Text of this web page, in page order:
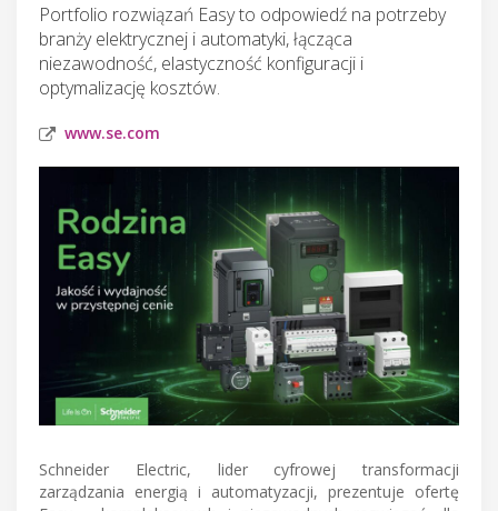
Portfolio rozwiązań Easy to odpowiedź na potrzeby
branży elektrycznej i automatyki, łącząca
niezawodność, elastyczność konfiguracji i
optymalizację kosztów.
www.se.com
Schneider Electric, lider cyfrowej transformacji
zarządzania energią i automatyzacji, prezentuje ofertę